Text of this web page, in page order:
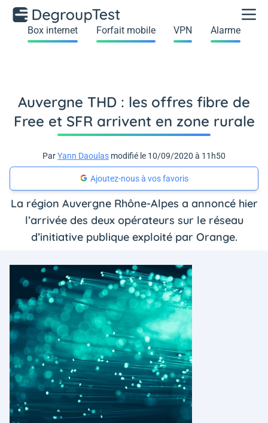
Box internet Forfait mobile VPN Alarme
Auvergne THD : les offres fibre de
Free et SFR arrivent en zone rurale
ParYann Daoulas modifié le 10/09/2020 à 11h50
Ajoutez-nous à vos favoris
La région Auvergne Rhône-Alpes a annoncé hier
l’arrivée des deux opérateurs sur le réseau
d’initiative publique exploité par Orange.